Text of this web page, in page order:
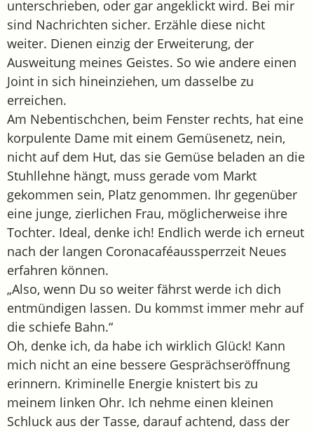
unterschrieben, oder gar angeklickt wird. Bei mir
sind Nachrichten sicher. Erzähle diese nicht
weiter. Dienen einzig der Erweiterung, der
Ausweitung meines Geistes. So wie andere einen
Joint in sich hineinziehen, um dasselbe zu
erreichen.
Am Nebentischchen, beim Fenster rechts, hat eine
korpulente Dame mit einem Gemüsenetz, nein,
nicht auf dem Hut, das sie Gemüse beladen an die
Stuhllehne hängt, muss gerade vom Markt
gekommen sein, Platz genommen. Ihr gegenüber
eine junge, zierlichen Frau, möglicherweise ihre
Tochter. Ideal, denke ich! Endlich werde ich erneut
nach der langen Coronacaféaussperrzeit Neues
erfahren können.
„Also, wenn Du so weiter fährst werde ich dich
entmündigen lassen. Du kommst immer mehr auf
die schiefe Bahn.“
Oh, denke ich, da habe ich wirklich Glück! Kann
mich nicht an eine bessere Gesprächseröffnung
erinnern. Kriminelle Energie knistert bis zu
meinem linken Ohr. Ich nehme einen kleinen
Schluck aus der Tasse, darauf achtend, dass der